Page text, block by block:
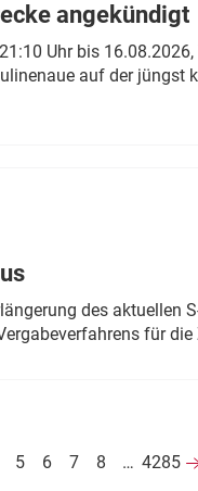
angekündigt
Uhr bis
auf der jüngst
des aktuellen
für
5 6 7 8 … 4285